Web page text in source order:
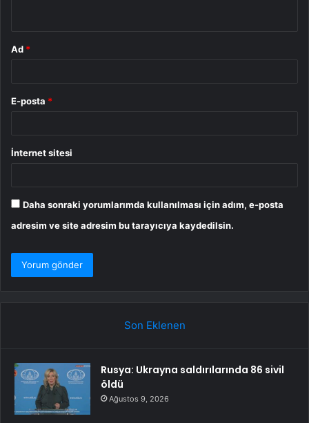
Ad *
E-posta *
İnternet sitesi
Daha sonraki yorumlarımda kullanılması için adım, e-posta
adresim ve site adresim bu tarayıcıya kaydedilsin.
Son Eklenen
Rusya: Ukrayna saldırılarında 86 sivil
öldü
Ağustos 9, 2026